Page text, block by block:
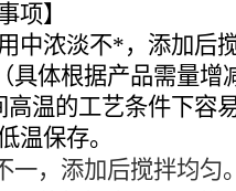
项】
中浓淡不*，添加后搅
具体根据产品需量增
高温的工艺条件下容
温保存。
，添加后搅拌均匀。